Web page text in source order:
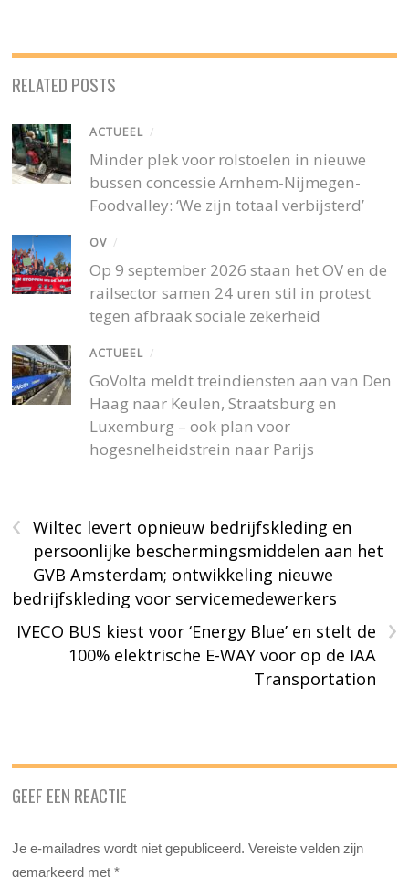
RELATED POSTS
ACTUEEL /
Minder plek voor rolstoelen in nieuwe
bussen concessie Arnhem-Nijmegen-
Foodvalley: ‘We zijn totaal verbijsterd’
OV /
Op 9 september 2026 staan het OV en de
railsector samen 24 uren stil in protest
tegen afbraak sociale zekerheid
ACTUEEL /
GoVolta meldt treindiensten aan van Den
Haag naar Keulen, Straatsburg en
Luxemburg – ook plan voor
hogesnelheidstrein naar Parijs
‹
Wiltec levert opnieuw bedrijfskleding en
persoonlijke beschermingsmiddelen aan het
GVB Amsterdam; ontwikkeling nieuwe
bedrijfskleding voor servicemedewerkers
›
IVECO BUS kiest voor ‘Energy Blue’ en stelt de
100% elektrische E-WAY voor op de IAA
Transportation
GEEF EEN REACTIE
Je e-mailadres wordt niet gepubliceerd. Vereiste velden zijn
gemarkeerd met*